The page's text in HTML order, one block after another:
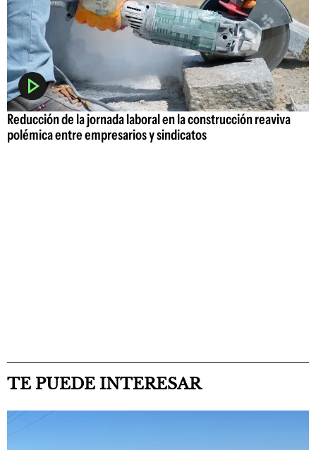
Reducción de la jornada laboral en la construcción reaviva
polémica entre empresarios y sindicatos
TE PUEDE INTERESAR